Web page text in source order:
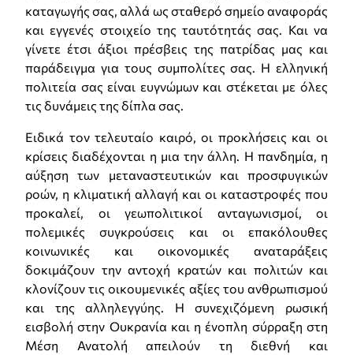
καταγωγής σας, αλλά ως σταθερό σημείο αναφοράς
και εγγενές στοιχείο της ταυτότητάς σας. Και να
γίνετε έτσι άξιοι πρέσβεις της πατρίδας μας και
παράδειγμα για τους συμπολίτες σας. Η ελληνική
πολιτεία σας είναι ευγνώμων και στέκεται με όλες
τις δυνάμεις της δίπλα σας.
Ειδικά τον τελευταίο καιρό, οι προκλήσεις και οι
κρίσεις διαδέχονται η μια την άλλη. Η πανδημία, η
αύξηση των μεταναστευτικών και προσφυγικών
ροών, η κλιματική αλλαγή και οι καταστροφές που
προκαλεί, οι γεωπολιτικοί ανταγωνισμοί, οι
πολεμικές συγκρούσεις και οι επακόλουθες
κοινωνικές και οικονομικές αναταράξεις
δοκιμάζουν την αντοχή κρατών και πολιτών και
κλονίζουν τις οικουμενικές αξίες του ανθρωπισμού
και της αλληλεγγύης. Η συνεχιζόμενη ρωσική
εισβολή στην Ουκρανία και η ένοπλη σύρραξη στη
Μέση Ανατολή απειλούν τη διεθνή και